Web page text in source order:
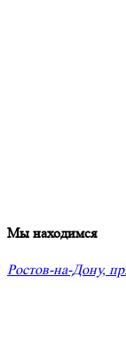
Мы находимся
Ростов-на-Дону,